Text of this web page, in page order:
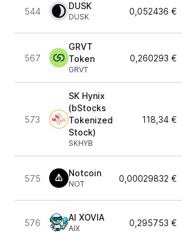
544
DUSK
DUSK
0,052436 €
567
GRVT
Token
GRVT
0,260293 €
573
SK Hynix
(bStocks
Tokenized
Stock)
SKHYB
118,34 €
575
Notcoin
NOT
0,00029832 €
576
AI XOVIA
AIX
0,295753 €